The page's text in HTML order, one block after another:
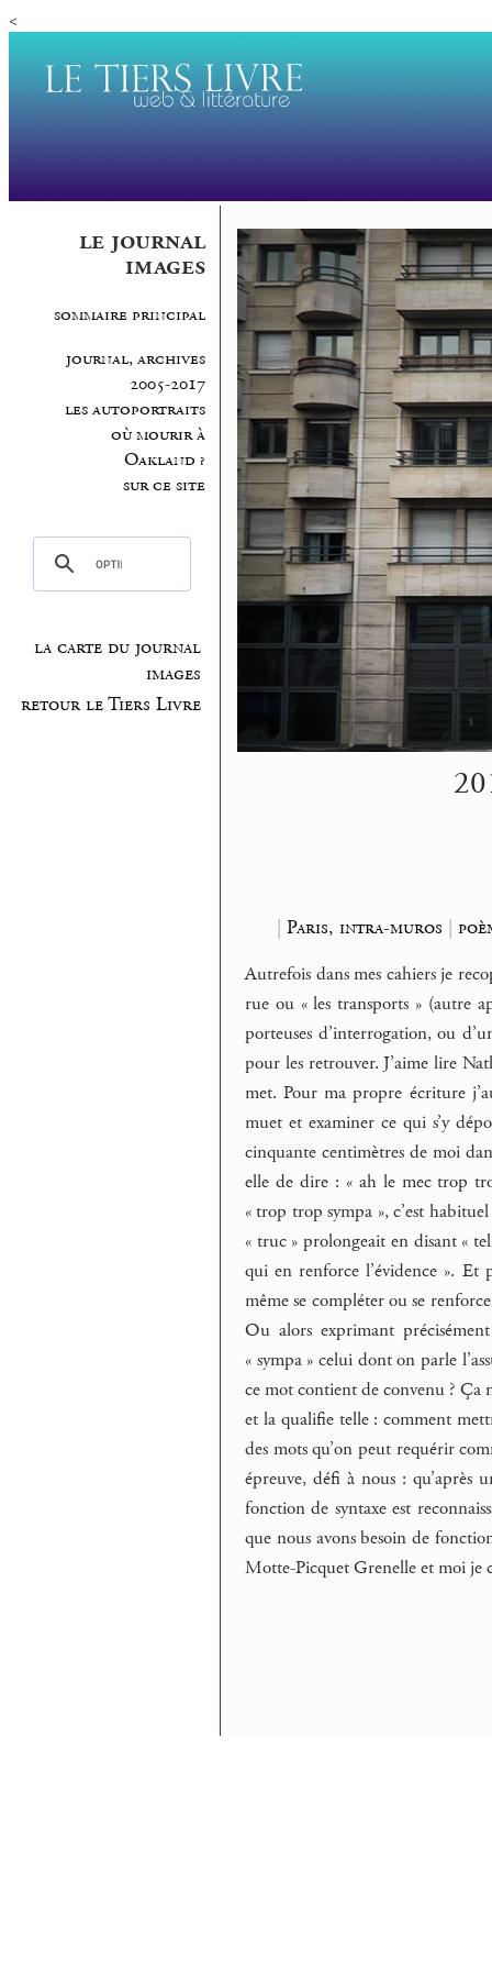
<
le journal
images
sommaire principal
journal, archives
2005-2017
les autoportraits
où mourir à
Oakland ?
sur ce site
la carte du journal
images
retour le Tiers Livre
| Paris, intra-muros |
Autrefois dans mes cahiers je
rue ou « les transports » (autre
porteuses d’interrogation, ou
pour les retrouver. J’aime lire
met. Pour ma propre écriture
muet et examiner ce qui s’y
cinquante centimètres de moi
elle de dire : « ah le mec trop
« trop trop sympa », c’est
« truc » prolongeait en disant «
qui en renforce l’évidence ».
même se compléter ou se
Ou alors exprimant
« sympa » celui dont on parle
ce mot contient de convenu ? Ça
et la qualifie telle : comment
des mots qu’on peut requérir
épreuve, défi à nous :
fonction de syntaxe est
que nous avons besoin de
Motte-Picquet Grenelle et moi je